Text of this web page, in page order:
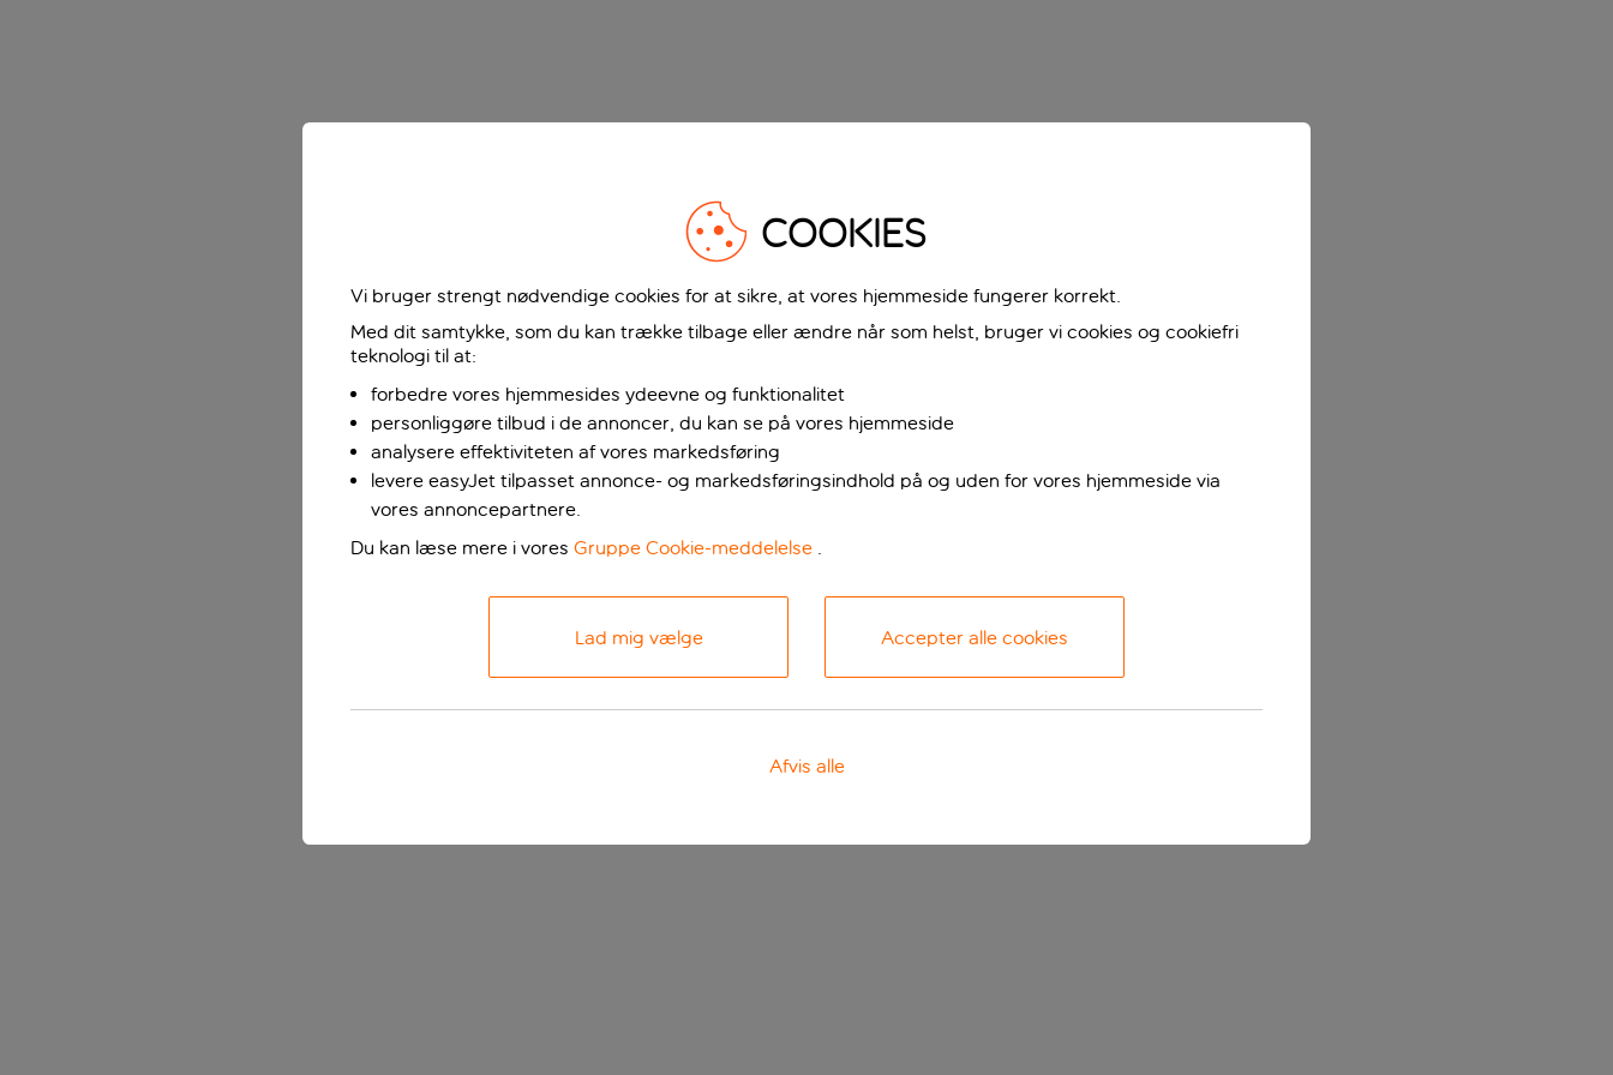
COOKIES
Vi bruger strengt nødvendige cookies for at sikre, at vores hjemmeside fungerer korrekt.
Med dit samtykke, som du kan trække tilbage eller ændre når som helst, bruger vi cookies og cookiefri
teknologi til at:
forbedre vores hjemmesides ydeevne og funktionalitet
personliggøre tilbud i de annoncer, du kan se på vores hjemmeside
analysere effektiviteten af vores markedsføring
levere easyJet tilpasset annonce- og markedsføringsindhold på og uden for vores hjemmeside via
vores annoncepartnere.
Du kan læse mere i vores Gruppe Cookie-meddelelse .
Lad mig vælge Accepter alle cookies
Afvis alle